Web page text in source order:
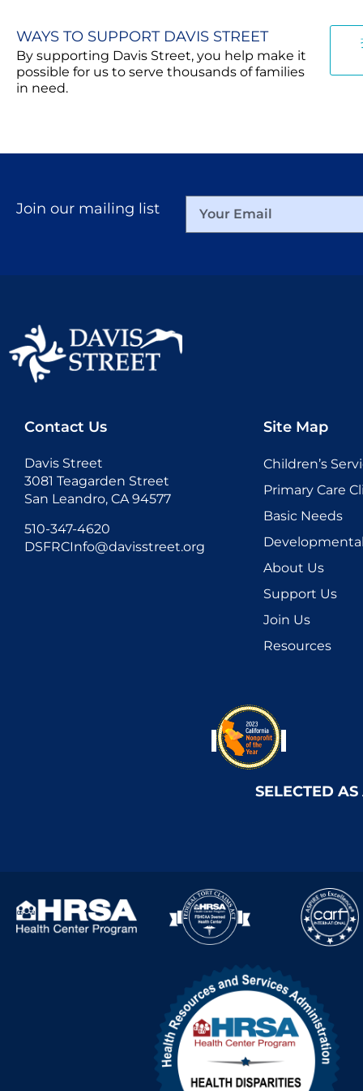
WAYS TO SUPPORT DAVIS STREET
By supporting Davis Street, you help make it
possible for us to serve thousands of families
in need.
Join our mailing list
Contact Us
Davis Street
3081 Teagarden Street
San Leandro, CA 94577
510-347-4620
DSFRCInfo@davisstreet.org
Site Map
Children’s
Primary Care
Basic Needs
About Us
Support Us
Join Us
Resources
SELECTED